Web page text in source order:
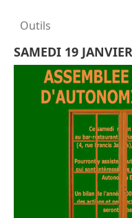
Outils
SAMEDI 19